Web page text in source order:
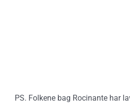
PS. Folkene bag Rocinante har